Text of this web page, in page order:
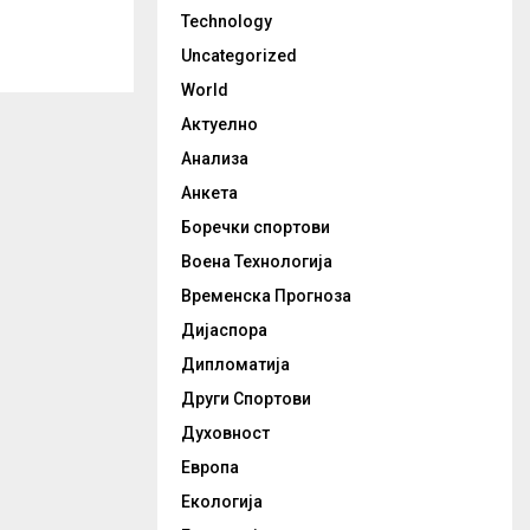
Technology
Uncategorized
World
Актуелно
Анализа
Анкета
Боречки спортови
Воена Технологија
Временска Прогноза
Дијаспора
Дипломатија
Други Спортови
Духовност
Европа
Екологија